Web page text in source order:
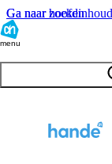
Ga naar hoofdinhoud
Ga naar zoeken
menu